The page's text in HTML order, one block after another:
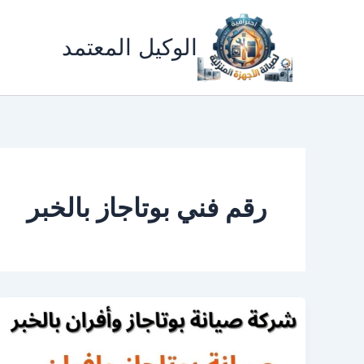
الوكيل المعتمد
رقم فني بوتاجاز بالخبر